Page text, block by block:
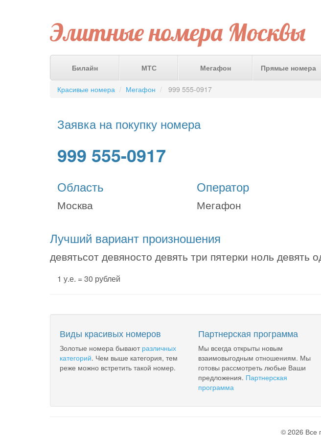
Элитные номера Москвы
Билайн МТС Мегафон Прямые номера
Красивые номера Мегафон 999 555-0917
Заявка на покупку номера
999 555-0917
Область
Москва
Оператор
Мегафон
Лучший вариант произношения
девятьсот девяносто девять три пятерки ноль девять
1 у.е. = 30 рублей
Виды красивых номеров
Золотые номера бывают различных
категорий. Чем выше категория, тем
реже можно встретить такой номер.
Партнерская программа
Мы всегда открыты новым
взаимовыгодным отношениям. Мы
готовы рассмотреть любые Ваши
предложения. Партнерская
программа
© 2026 Все